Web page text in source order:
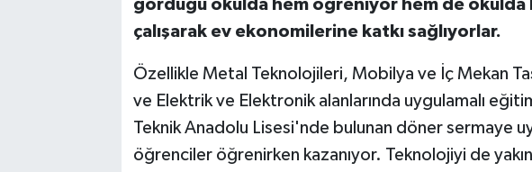
gördüğü okulda hem öğreniyor hem de
çalışarak ev ekonomilerine katkı sağlıyorlar.
Özellikle Metal Teknolojileri, Mobilya ve İç Mekan
ve Elektrik ve Elektronik alanlarında uygulamalı
Teknik Anadolu Lisesi'nde bulunan döner sermaye
öğrenciler öğrenirken kazanıyor. Teknolojiyi de